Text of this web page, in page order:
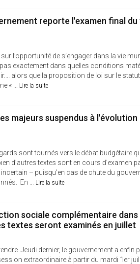
reporte l'examen final
l’opportunité de s’engager dans la vie
exactement dans quelles conditions
alors que la proposition de loi sur le statut
« ...
Lire la suite
majeurs suspendus à
sont tournés vers le débat budgétaire
d’autres textes sont en cours d’examen
– puisqu’en cas de chute du
En ...
Lire la suite
sociale complémentaire
textes seront examinés en juillet
Jeudi dernier, le gouvernement a enfin
extraordinaire à partir du mardi 1er